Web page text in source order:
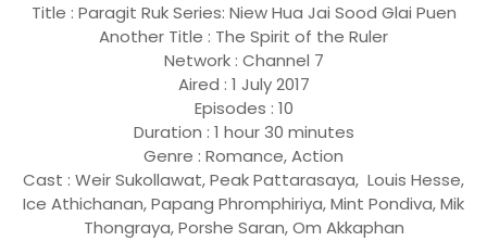
Title : Paragit Ruk Series: Niew Hua Jai Sood Glai Puen
Another Title : The Spirit of the Ruler
Network : Channel 7
Aired : 1 July 2017
Episodes : 10
Duration : 1 hour 30 minutes
Genre : Romance, Action
Cast : Weir Sukollawat, Peak Pattarasaya, Louis Hesse,
Ice Athichanan, Papang Phromphiriya, Mint Pondiva, Mik
Thongraya, Porshe Saran, Om Akkaphan